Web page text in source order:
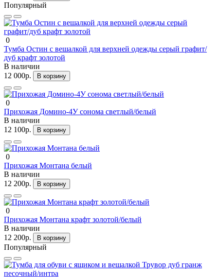
Популярный
0
Тумба Остин с вешалкой для верхней одежды серый графит/
дуб крафт золотой
В наличии
12 000р.
В корзину
0
Прихожая Домино-4У сонома светлый/белый
В наличии
12 100р.
В корзину
0
Прихожая Монтана белый
В наличии
12 200р.
В корзину
0
Прихожая Монтана крафт золотой/белый
В наличии
12 200р.
В корзину
Популярный